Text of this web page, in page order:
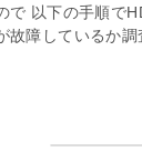
で 以下の手順で
故障しているか